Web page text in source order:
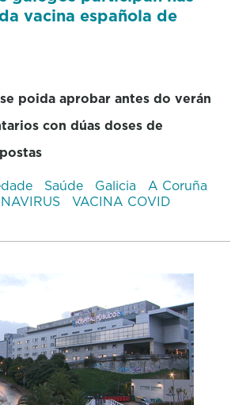
vacina española de
poida aprobar antes do verán
con dúas doses de
Saúde Galicia
A Coruña
VACINA COVID